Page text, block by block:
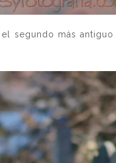
, el segundo más